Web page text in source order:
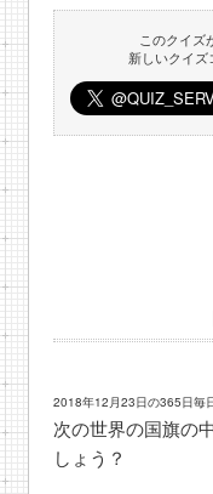
このクイズ
新しいクイ
2018年12月23日の365日毎
次の世界の国旗の
しょう？